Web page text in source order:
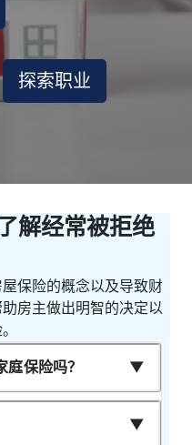
探索职业
解经常被拒绝
保险的概念以及导致财
房主做出明智的决定以
保险吗？